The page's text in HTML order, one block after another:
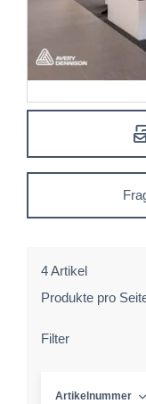
4 Artikel
Produkte pro
Filter
Artikelnummer